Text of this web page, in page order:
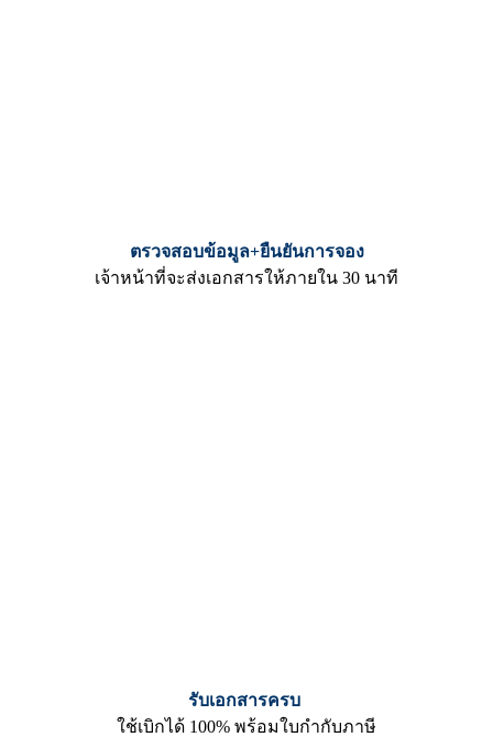
ตรวจสอบข้อมูล+ยืนยันการจอง
เจ้าหน้าที่จะส่งเอกสารให้ภายใน 30 นาที
รับเอกสารครบ
ใช้เบิกได้ 100% พร้อมใบกำกับภาษี